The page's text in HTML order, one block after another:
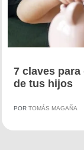
7 claves
de tus hijos
POR TOMÁS MAGAÑA